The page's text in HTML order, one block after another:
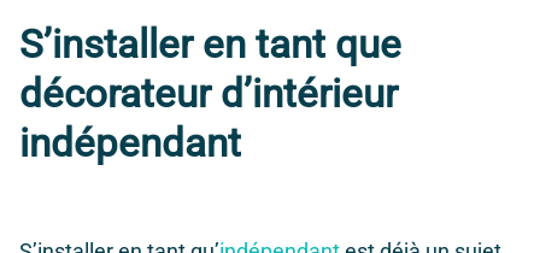
S’installer en tant que
décorateur d’intérieur
indépendant